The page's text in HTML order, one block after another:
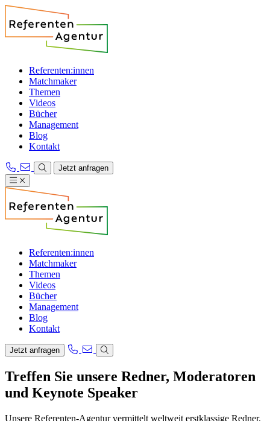
Referenten:innen
Matchmaker
Themen
Videos
Bücher
Management
Blog
Kontakt
Jetzt anfragen
Referenten:innen
Matchmaker
Themen
Videos
Bücher
Management
Blog
Kontakt
Jetzt anfragen
Treffen Sie unsere Redner, Moderatoren
und Keynote Speaker
Unsere Referenten-Agentur vermittelt weltweit erstklassige Redner,